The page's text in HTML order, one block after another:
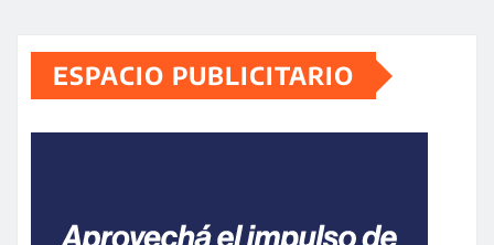
ESPACIO PUBLICITARIO